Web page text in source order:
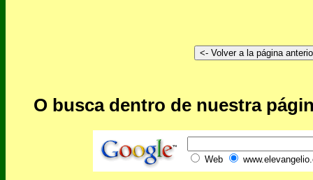
O busca dentro de nuestra
Web